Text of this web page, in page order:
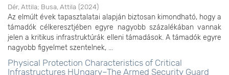
Dér, Attila; Busa, Attila (2024)
Az elmúlt évek tapasztalatai alapján biztosan kimondható, hogy a
támadók célkeresztjében egyre nagyobb százalékában vannak
jelen a kritikus infrastruktúrák elleni támadások. A támadók egyre
nagyobb figyelmet szentelnek, ...
Physical Protection Characteristics of Critical
Infrastructures HUngary–The Armed Security Guard